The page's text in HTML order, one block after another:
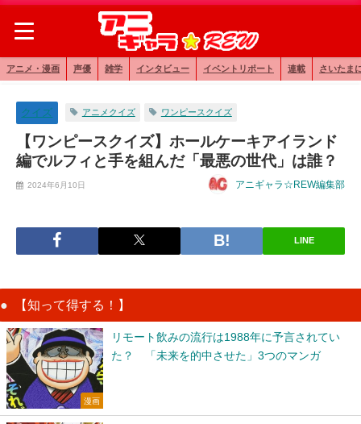
アニメ・漫画 声優 雑学 インタビュー イベントリポート 連載 さいたま
クイズ アニメクイズ ワンピースクイズ
【ワンピースクイズ】ホールケーキアイランド
編でルフィと手を組んだ「最悪の世代」は誰？
2024年6月10日 アニギャラ☆REW編集部
LINE
【知って得する！】
漫画
リモート飲みの流行は1988年に予言されてい
た？ 「未来を的中させた」3つのマンガ